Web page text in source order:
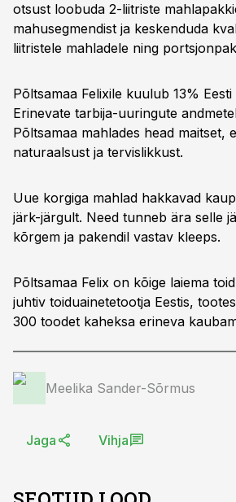
otsust loobuda 2-liitriste
mahusegmendist ja keskenduda
liitristele mahladele ning
Põltsamaa Felixile kuulub 13%
Erinevate tarbija-uuringute
Põltsamaa mahlades head maitset,
naturaalsust ja tervislikkust.
Uue korgiga mahlad hakkavad
järk-järgult. Need tunneb ära selle
kõrgem ja pakendil vastav kleeps.
Põltsamaa Felix on kõige laiema
juhtiv toiduainetetootja Eestis,
300 toodet kaheksa erineva
Meelika Sander-Sõrmus
Jaga Vihja